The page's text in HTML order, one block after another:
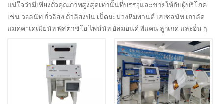
แน่ใจว่ามีเพียงถั่วคุณภาพสูงสุดเท่านั้นที่บรรจุและขายให้กับผู้บริโภค
เช่น วอลนัท ถั่วลิสง ถั่วลิสงป่น เม็ดมะม่วงหิมพานต์ เฮเซลนัท เกาลัด
แมคคาเดเมียนัท พิสตาชิโอ ไพน์นัท อัลมอนด์ พีแคน ลูกเกด และอื่น ๆ